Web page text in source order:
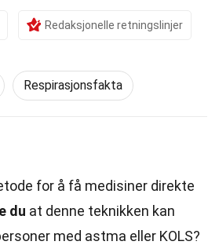
Redaksjonelle retningslinjer
Respirasjonsfakta
for å få medisiner direkte
du at denne teknikken kan
med astma eller KOLS?